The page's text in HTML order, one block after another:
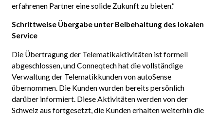
erfahrenen Partner eine solide Zukunft zu bieten.“
Schrittweise Übergabe unter Beibehaltung des lokalen
Service
Die Übertragung der Telematikaktivitäten ist formell
abgeschlossen, und Conneqtech hat die vollständige
Verwaltung der Telematikkunden von autoSense
übernommen. Die Kunden wurden bereits persönlich
darüber informiert. Diese Aktivitäten werden von der
Schweiz aus fortgesetzt, die Kunden erhalten weiterhin die